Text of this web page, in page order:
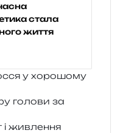
стала
життя
у хоро­шо­му
голо­ви за
і жив­ле­н­ня